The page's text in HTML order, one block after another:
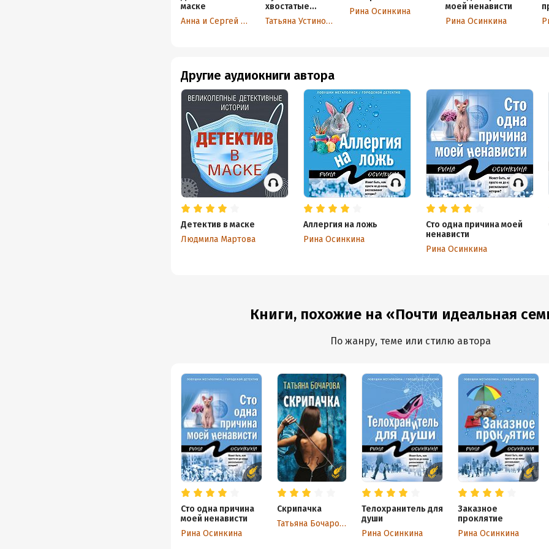
маске
Анна и Сергей Литвиновы
хвостатые
сыщики
Татьяна Устинова
Рина Осинкина
моей ненависти
Рина Осинкина
Другие аудиокниги автора
Детектив в маске
Людмила Мартова
Аллергия на ложь
Рина Осинкина
Сто одна причина моей
ненависти
Рина Осинкина
Книги, похожие на «Почти идеальная
По жанру, теме или стилю автора
Сто одна причина
моей ненависти
Рина Осинкина
Скрипачка
Татьяна Бочарова
Телохранитель для
души
Рина Осинкина
Заказное
проклятие
Рина Осинкина